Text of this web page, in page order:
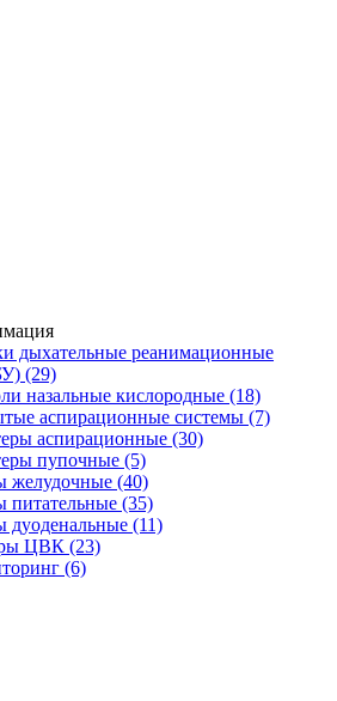
дыхательные реанимационные
(29)
назальные кислородные (18)
аспирационные системы (7)
аспирационные (30)
пупочные (5)
желудочные (40)
питательные (35)
дуоденальные (11)
ЦВК (23)
(6)